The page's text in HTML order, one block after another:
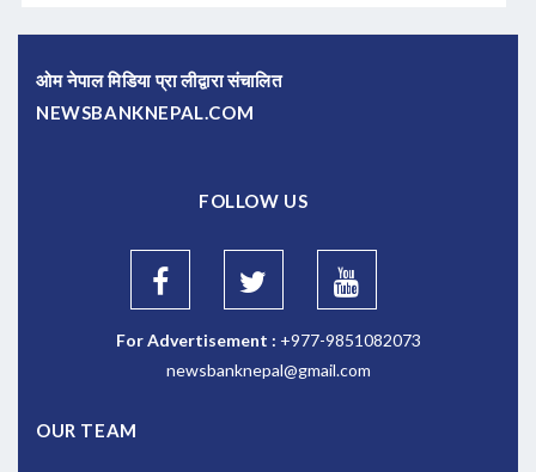
ओम नेपाल मिडिया प्रा लीद्वारा संचालित
NEWSBANKNEPAL.COM
FOLLOW US
For Advertisement : +977-9851082073
newsbanknepal@gmail.com
OUR TEAM